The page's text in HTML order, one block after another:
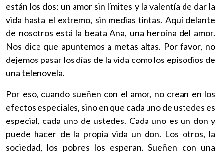
están los dos: un amor sin límites y la valentía de dar la
vida hasta el extremo, sin medias tintas. Aquí delante
de nosotros está la beata Ana, una heroína del amor.
Nos dice que apuntemos a metas altas. Por favor, no
dejemos pasar los días de la vida como los episodios de
una telenovela.
Por eso, cuando sueñen con el amor, no crean en los
efectos especiales, sino en que cada uno de ustedes es
especial, cada uno de ustedes. Cada uno es un don y
puede hacer de la propia vida un don. Los otros, la
sociedad, los pobres los esperan. Sueñen con una